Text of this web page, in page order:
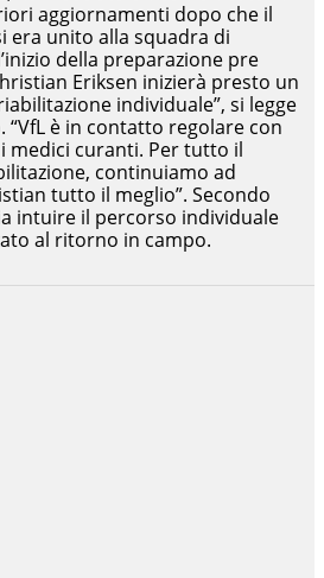
aggiornamenti dopo che il
era unito alla squadra di
della preparazione pre
Eriksen inizierà presto un
individuale”, si legge
“VfL è in contatto regolare con
medici curanti. Per tutto il
continuiamo ad
tutto il meglio”. Secondo
intuire il percorso individuale
al ritorno in campo.